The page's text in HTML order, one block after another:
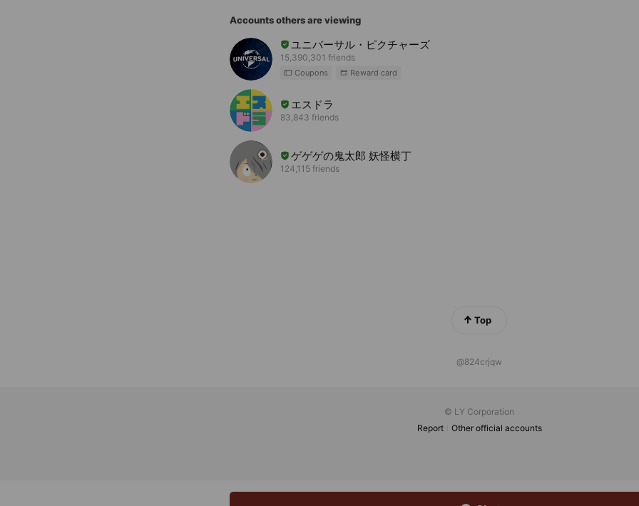
Accounts others are viewing
ユニバーサル・ピクチャーズ
15,390,301 friends
Coupons Reward card
エスドラ
83,843 friends
ゲゲゲの鬼太郎 妖怪横丁
124,115 friends
Top
@824crjqw
© LY Corporation
Report
Other official accounts